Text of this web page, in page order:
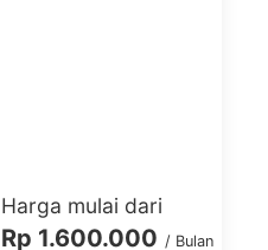
Harga mulai dari
Rp 1.600.000 / Bulan